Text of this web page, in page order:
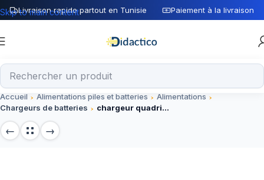
Livraison rapide partout en Tunisie Paiement à la livraison
Skip to main content
Accueil Alimentations piles et batteries
Alimentations
Chargeurs de batteries
chargeur quadriple batterie 18650 Lii-402